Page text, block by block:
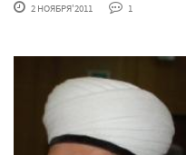
2 НОЯБРЯ'2011 1